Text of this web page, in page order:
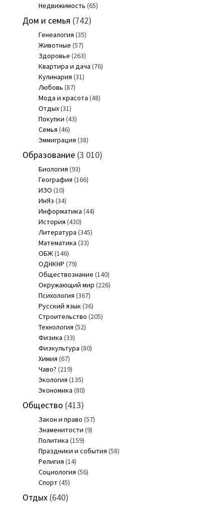
Недвижимость (65)
Дом и семья (742)
Генеалогия (35)
Животные (57)
Здоровье (263)
Квартира и дача (76)
Кулинария (31)
Любовь (87)
Мода и красота (48)
Отдых(31)
Покупки (43)
Семья (46)
Эммиграция (38)
Образование(3 010)
Биология (93)
География (166)
ИЗО (10)
ИнЯз (34)
Информатика (44)
История (430)
Литература (345)
Математика (33)
ОБЖ(146)
ОДНКНР (79)
Обществознание (140)
Окружающий мир (226)
Психология (367)
Русский язык (36)
Строительство (205)
Технология (52)
Физика (33)
Физкультура (80)
Химия (67)
Чаво? (219)
Экология (135)
Экономика (80)
Общество (413)
Закон и право (57)
Знаменитости (9)
Политика (159)
Праздники и события (58)
Религия (14)
Социология (56)
Спорт(45)
Отдых(640)